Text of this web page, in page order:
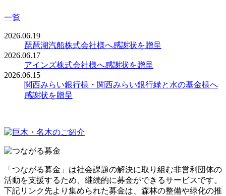
一覧
2026.06.19
琵琶湖汽船株式会社様へ感謝状を贈呈
2026.06.17
アインズ株式会社様へ感謝状を贈呈
2026.06.15
関西みらい銀行様・関西みらい銀行緑と水の基金様へ
感謝状を贈呈
「つながる募金」は社会課題の解決に取り組む非営利団体の
活動を支援するため、継続的に募金ができるサービスです。
下記リンク先より集められた募金は、森林の整備や緑化の推